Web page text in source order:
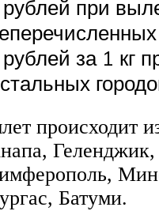
при
за 1 кг
происходит
Геленджик,
Батуми.